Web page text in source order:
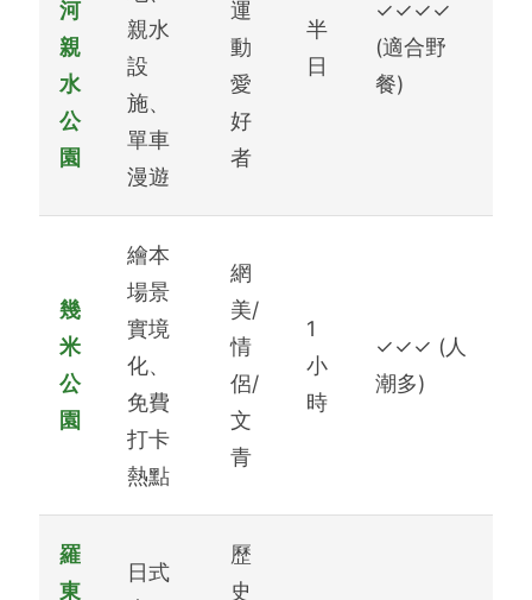
河
親
水
公
園
親水
設
施、
單車
漫遊
運
動
愛
好
者
半
日
✓✓✓✓
(適合野
餐)
幾
米
公
園
繪本
場景
實境
化、
免費
打卡
熱點
網
美/
情
侶/
文
青
1
小
時
✓✓✓ (人
潮多)
羅
東
日式
歷
史